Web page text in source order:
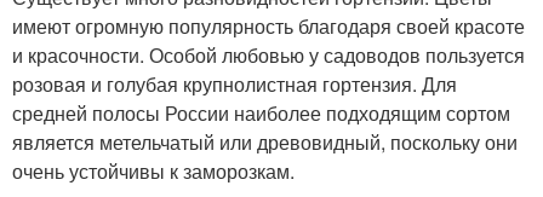
имеют огромную популярность благодаря своей красоте
и красочности. Особой любовью у садоводов пользуется
розовая и голубая крупнолистная гортензия. Для
средней полосы России наиболее подходящим сортом
является метельчатый или древовидный, поскольку они
очень устойчивы к заморозкам.